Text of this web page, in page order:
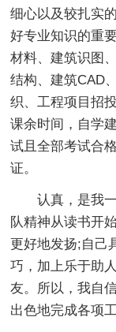
细心以及较扎实
好专业知识的重
材料、建筑识图
结构、建筑CAD
织、工程项目招
课余时间，自学
试且全部考试合
证。
认真，是我
队精神从读书开
更好地发扬;自己
巧，加上乐于助
友。所以，我自
出色地完成各项工